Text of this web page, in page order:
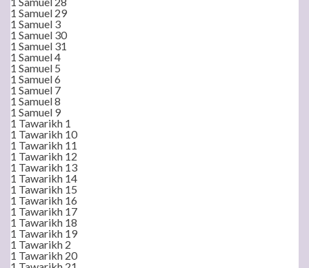
1 Samuel 29
1 Samuel 3
1 Samuel 30
1 Samuel 31
1 Samuel 4
1 Samuel 5
1 Samuel 6
1 Samuel 7
1 Samuel 8
1 Samuel 9
1 Tawarikh 1
1 Tawarikh 10
1 Tawarikh 11
1 Tawarikh 12
1 Tawarikh 13
1 Tawarikh 14
1 Tawarikh 15
1 Tawarikh 16
1 Tawarikh 17
1 Tawarikh 18
1 Tawarikh 19
1 Tawarikh 2
1 Tawarikh 20